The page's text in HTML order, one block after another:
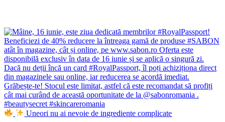
Uneori nu ai nevoie de ingrediente complicate